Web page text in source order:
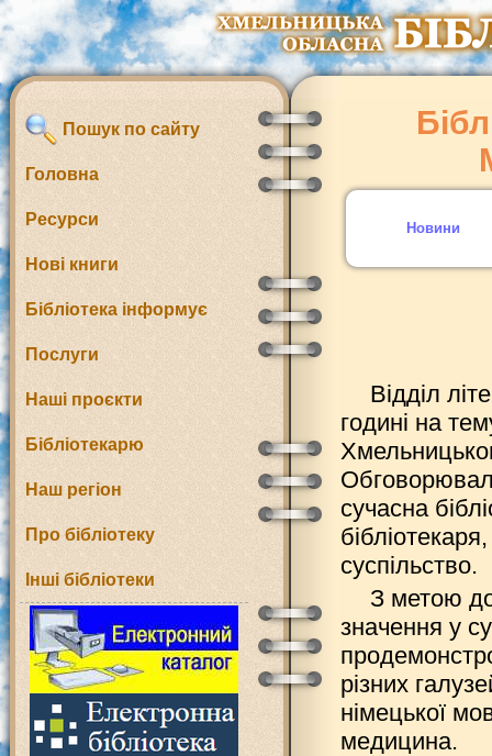
Пошук по сайту
Головна
Ресурси
Нові книги
Бібліотека інформує
Послуги
Наші проєкти
Бібліотекарю
Наш регіон
Про бібліотеку
Інші бібліотеки
Новини
Відділ
годині на
сучасна
суспільство.
З метою
значення у
різних
німецької
медицина.